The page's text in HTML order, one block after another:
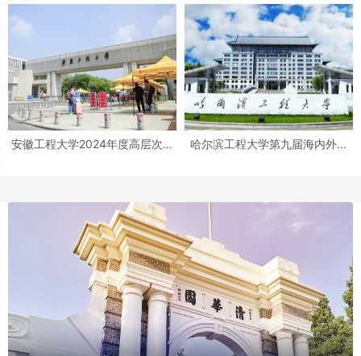
安徽工程大学2024年度高层次人
哈尔滨工程大学第九届海内外青